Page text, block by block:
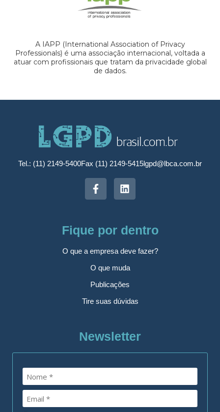
A IAPP (International Association of Privacy
Professionals) é uma associação internacional, voltada a
atuar com profissionais que tratam da privacidade global
de dados.
Tel.: (11) 2149-5400Fax (11) 2149-5415lgpd@lbca.com.br
Fique por dentro
O que a empresa deve fazer?
O que muda
Publicações
Tire suas dúvidas
Newsletter